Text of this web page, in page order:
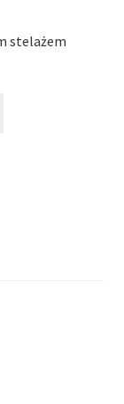
stelażem